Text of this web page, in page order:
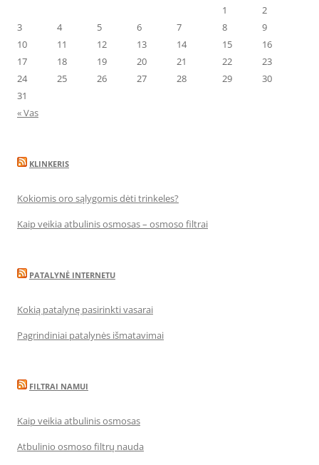
1
2
3
4 5 6 7 8
9
10
11 12 13 14 15
16
17
18 19 20 21 22
23
24
25 26 27 28 29
30
31
« Vas
KLINKERIS
Kokiomis oro sąlygomis dėti trinkeles?
Kaip veikia atbulinis osmosas – osmoso filtrai
PATALYNĖ INTERNETU
Kokią patalynę pasirinkti vasarai
Pagrindiniai patalynės išmatavimai
FILTRAI NAMUI
Kaip veikia atbulinis osmosas
Atbulinio osmoso filtrų nauda